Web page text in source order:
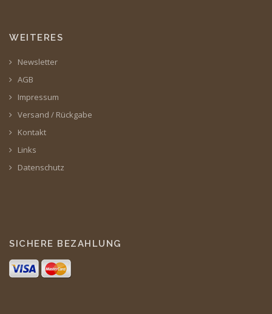
WEITERES
Newsletter
AGB
Impressum
Versand / Rückgabe
Kontakt
Links
Datenschutz
SICHERE BEZAHLUNG